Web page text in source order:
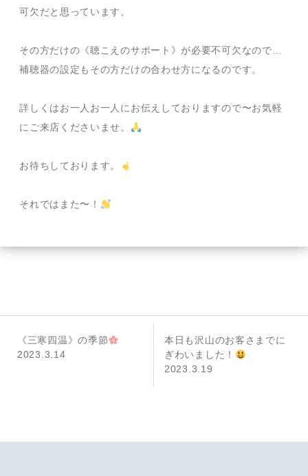
可欠だと思っています。
その方だけの《聴こえのサポート》が必要不可欠なので…
補聴器の設定もその方だけの合わせ方になるのです。
詳しくはお一人お一人にお伝えしておりますので〜お気軽
にご来店くださいませ。
お待ちしております。
それではまた〜！
稿
前
の
《三寒四温》の季節
2023.3.14
次
の
投
本日も沢山のお客さまでに
ぎわいました！
2023.3.19